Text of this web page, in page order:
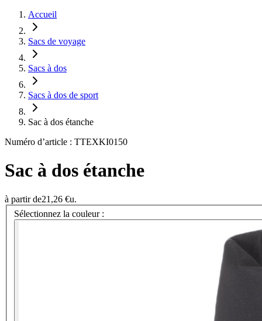
Accueil
Sacs de voyage
Sacs à dos
Sacs à dos de sport
Sac à dos étanche
Numéro d’article : TTEXKI0150
Sac à dos étanche
à partir de21,26 €u.
Sélectionnez la couleur :